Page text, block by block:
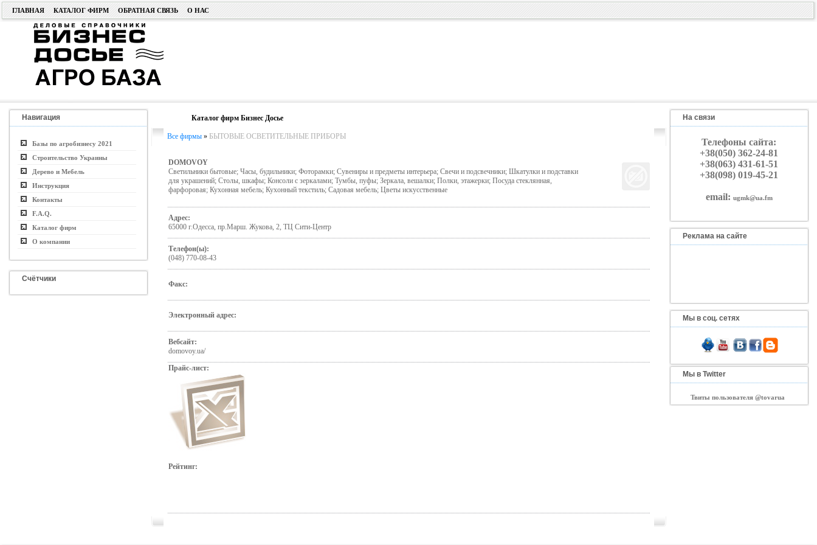
ГЛАВНАЯ КАТАЛОГ ФИРМ ОБРАТНАЯ СВЯЗЬ О НАС
Навигация
Базы по агробизнесу 2021
Строительство Украины
Дерево и Мебель
Инструкция
Контакты
F.A.Q.
Каталог фирм
О компании
Счётчики
Каталог фирм Бизнес Досье
Все фирмы» БЫТОВЫЕ ОСВЕТИТЕЛЬНЫЕ ПРИБОРЫ
DOMOVOY
Светильники бытовые; Часы, будильники; Фоторамки; Сувениры и предметы интерьера; Свечи и подсвечники; Шкатулки и подставки
для украшений; Столы, шкафы; Консоли с зеркалами; Тумбы, пуфы; Зеркала, вешалки; Полки, этажерки; Посуда стеклянная,
фарфоровая; Кухонная мебель; Кухонный текстиль; Садовая мебель; Цветы искусственные
Адрес:
65000 г.Одесса, пр.Марш. Жукова, 2, ТЦ Сити-Центр
Телефон(ы):
(048) 770-08-43
Факс:
Электронный адрес:
Вебсайт:
domovoy.ua/
Прайс-лист:
Рейтинг:
На связи
Телефоны сайта:
+38(050) 362-24-81
+38(063) 431-61-51
+38(098) 019-45-21
email: ugmk@ua.fm
Реклама на сайте
Мы в соц. сетях
Мы в Twitter
Твиты пользователя @tovarua